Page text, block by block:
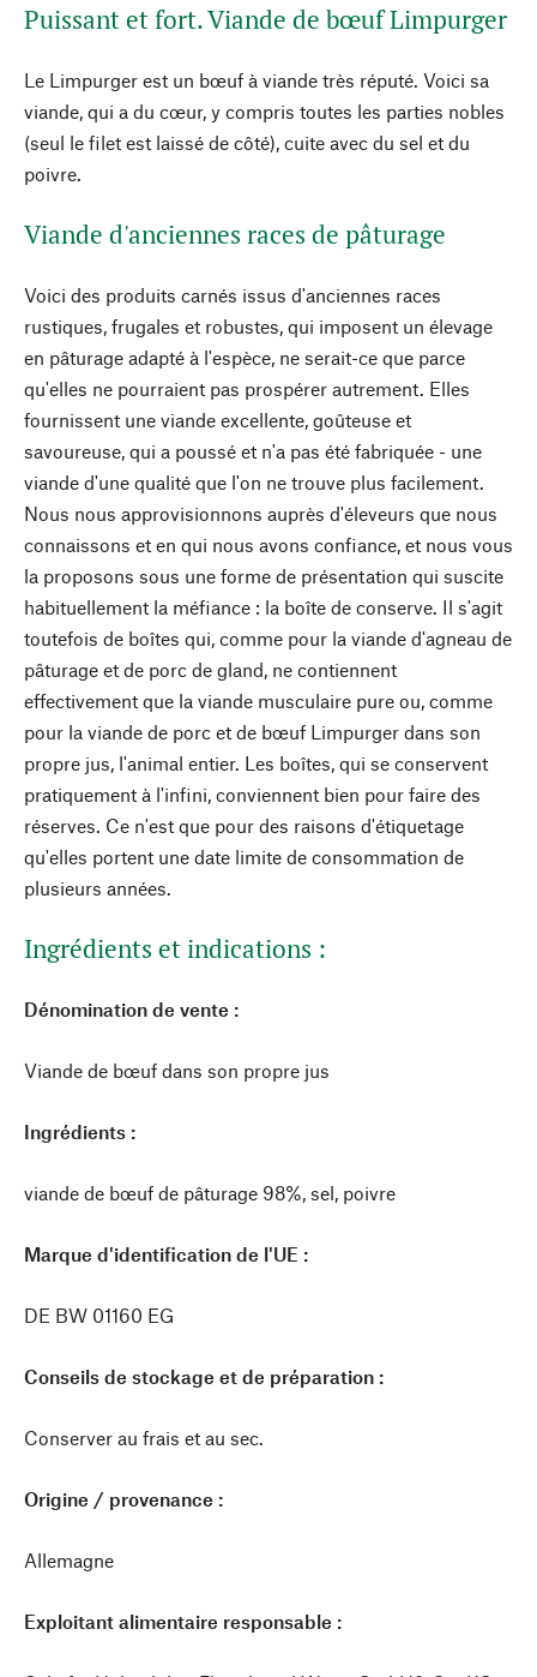
Puissant et fort. Viande de bœuf Limpurger
Le Limpurger est un bœuf à viande très réputé. Voici sa
viande, qui a du cœur, y compris toutes les parties nobles
(seul le filet est laissé de côté), cuite avec du sel et du
poivre.
Viande d'anciennes races de pâturage
Voici des produits carnés issus d'anciennes races
rustiques, frugales et robustes, qui imposent un élevage
en pâturage adapté à l'espèce, ne serait-ce que parce
qu'elles ne pourraient pas prospérer autrement. Elles
fournissent une viande excellente, goûteuse et
savoureuse, qui a poussé et n'a pas été fabriquée - une
viande d'une qualité que l'on ne trouve plus facilement.
Nous nous approvisionnons auprès d'éleveurs que nous
connaissons et en qui nous avons confiance, et nous vous
la proposons sous une forme de présentation qui suscite
habituellement la méfiance : la boîte de conserve. Il s'agit
toutefois de boîtes qui, comme pour la viande d'agneau de
pâturage et de porc de gland, ne contiennent
effectivement que la viande musculaire pure ou, comme
pour la viande de porc et de bœuf Limpurger dans son
propre jus, l'animal entier. Les boîtes, qui se conservent
pratiquement à l'infini, conviennent bien pour faire des
réserves. Ce n'est que pour des raisons d'étiquetage
qu'elles portent une date limite de consommation de
plusieurs années.
Ingrédients et indications :
Dénomination de vente :
Viande de bœuf dans son propre jus
Ingrédients :
viande de bœuf de pâturage 98%, sel, poivre
Marque d'identification de l'UE :
DE BW 01160 EG
Conseils de stockage et de préparation :
Conserver au frais et au sec.
Origine / provenance :
Allemagne
Exploitant alimentaire responsable :